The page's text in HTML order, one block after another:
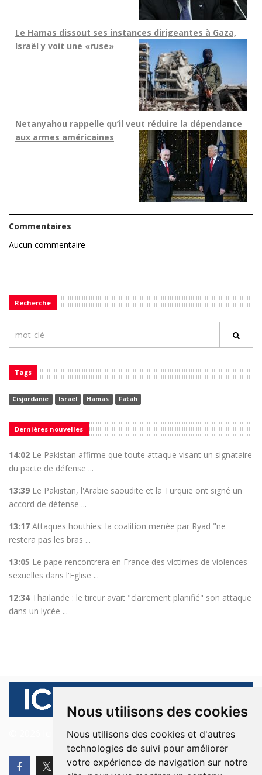
Nous utilisons des cookies
Nous utilisons des cookies et d'autres
technologies de suivi pour améliorer
votre expérience de navigation sur notre
Le Hamas dissout ses instances dirigeantes à Gaza,
Israël y voit une «ruse»
Netanyahou rappelle qu’il veut réduire la dépendance
aux armes américaines
Commentaires
Aucun commentaire
Recherche
Tags
Cisjordanie Israël Hamas Fatah
Dernières nouvelles
14:02 Le Pakistan affirme que toute attaque visant un signataire
du pacte de défense ...
13:39 Le Pakistan, l'Arabie saoudite et la Turquie ont signé un
accord de défense ...
13:17 Attaques houthies: la coalition menée par Ryad "ne
restera pas les bras ...
13:05 Le pape rencontrera en France des victimes de violences
sexuelles dans l'Eglise ...
12:34 Thaïlande : le tireur avait "clairement planifié" son attaque
dans un lycée ...
© 2026 Ici Beyrouth. Tous les droits sont réservés.